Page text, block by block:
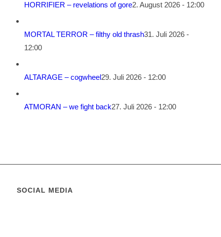
HORRIFIER – revelations of gore2. August 2026 - 12:00
MORTAL TERROR – filthy old thrash31. Juli 2026 -
12:00
ALTARAGE – cogwheel29. Juli 2026 - 12:00
ATMORAN – we fight back27. Juli 2026 - 12:00
SOCIAL MEDIA